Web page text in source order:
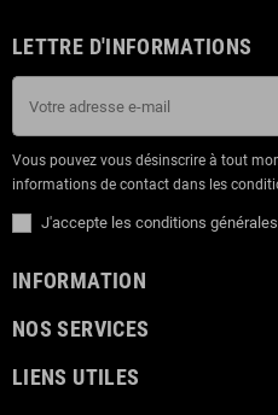
LETTRE D'INFORMATIONS
Vous pouvez vous désinscrire à tout
informations de contact dans les
J'accepte les conditions
INFORMATION
NOS SERVICES
LIENS UTILES